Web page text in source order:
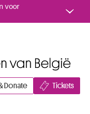
voor
Donate Tickets